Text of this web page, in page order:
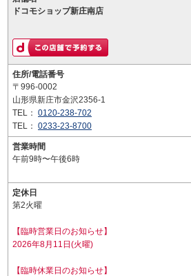
ドコモショップ新庄南店
住所/電話番号
〒996-0002
山形県新庄市金沢2356-1
TEL： 0120-238-702
TEL： 0233-23-8700
営業時間
午前9時〜午後6時
定休日
第2火曜
【臨時営業日のお知らせ】
2026年8月11日(火曜)
【臨時休業日のお知らせ】